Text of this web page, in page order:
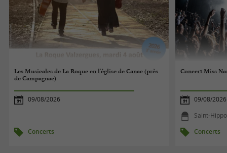
Les Musicales de La Roque en l'église de Canac (près
de Campagnac)
09/08/2026
Concerts
Concert Miss
09/08/2026
Saint-
Concerts